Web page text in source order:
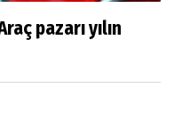
pazarı yılın